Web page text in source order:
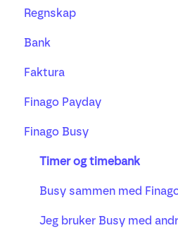
Regnskap
Fakturering
Bank
Prosjekt
Lønn
Busy timeregistrering
Regnskap
Kom i gang med ny
Bilagsbehandling
Bruk av utlegg og
Godkjenningsprosessen
Automatisering av
Hurtigtaster og effektiv
Bilag, mottak og
Bank
Bankintegrasjon og
Bankavstemming
Betalinger
Faktura
Ordre
Faktura
Distribusjon
Purring og inkasso
Ny fakturering
Finago Payday
Ansatte, arbeidsforhold
A-melding,
Reiseregning og utlegg
Ferie, fravær og pensjon
Finago Busy
Timer og timebank
Busy sammen med
Jeg bruker Busy med